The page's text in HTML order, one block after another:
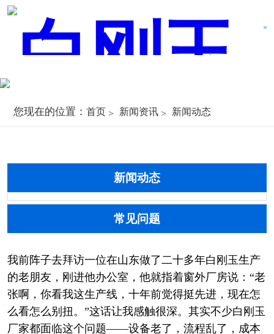
您现在的位置： 首页 新闻资讯 新闻动态
新闻动态
常见问题
我前阵子去拜访一位在山东做了二十多年白刚玉生产
的老朋友，刚进他办公室，他就指着窗外厂房说：“老
张啊，你看我这生产线，十年前觉得挺先进，现在怎
么看怎么别扭。”这话让我感触很深。其实不少白刚玉
厂家都面临这个问题——设备老了，流程乱了，成本